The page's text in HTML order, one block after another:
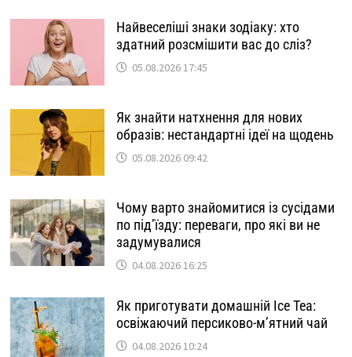
Найвеселіші знаки зодіаку: хто
здатний розсмішити вас до сліз?
05.08.2026 17:45
Як знайти натхнення для нових
образів: нестандартні ідеї на щодень
05.08.2026 09:42
Чому варто знайомитися із сусідами
по під’їзду: переваги, про які ви не
задумувалися
04.08.2026 16:25
Як приготувати домашній Ice Tea:
освіжаючий персиково-м’ятний чай
04.08.2026 10:24